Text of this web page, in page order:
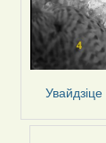
Увайдзіце